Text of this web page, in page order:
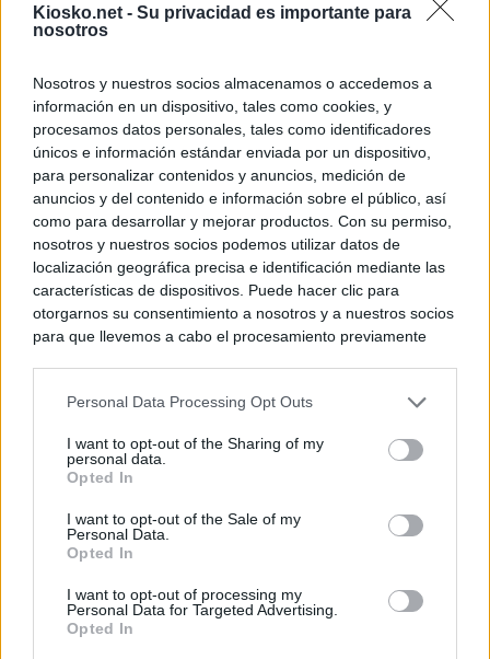
Kiosko.net - Su privacidad es importante para
nosotros
Nosotros y nuestros socios almacenamos o accedemos a
información en un dispositivo, tales como cookies, y
procesamos datos personales, tales como identificadores
únicos e información estándar enviada por un dispositivo,
para personalizar contenidos y anuncios, medición de
anuncios y del contenido e información sobre el público, así
como para desarrollar y mejorar productos. Con su permiso,
nosotros y nuestros socios podemos utilizar datos de
localización geográfica precisa e identificación mediante las
características de dispositivos. Puede hacer clic para
otorgarnos su consentimiento a nosotros y a nuestros socios
para que llevemos a cabo el procesamiento previamente
negar su consentimiento. Tenga en cuenta que algún
de su consentimiento, pero usted tiene el derecho de
rechazar tal procesamiento. Sus preferencias se aplicarán
cualquier momento entrando de nuevo en este sitio web o
visitando nuestra política de privacidad.
Personal Data Processing Opt Outs
I want to opt-out of the Sharing of my
personal data.
Opted In
I want to opt-out of the Sale of my
Personal Data.
Opted In
I want to opt-out of processing my
Personal Data for Targeted Advertising.
Opted In